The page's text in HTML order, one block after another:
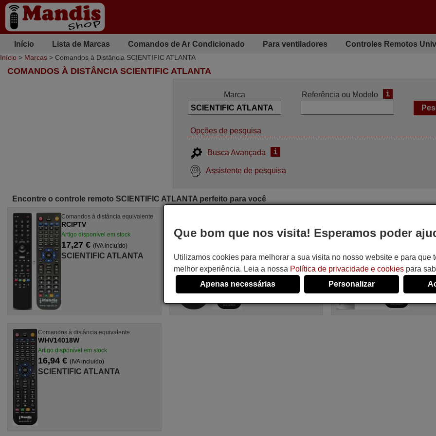
Início Lista de Marcas Comandos de Ar Condicionado Para ventiladores Controles Remotos
Início > Marcas > Comandos à Distância SCIENTIFIC ATLANTA
COMANDOS À DISTÂNCIA SCIENTIFIC ATLANTA
Marca Referência ou Modelo i
Opções de pesquisa
Busca Avançada i
Assistente de pesquisa
Encontre o controle remoto SCIENTIFIC ATLANTA perfeito para você
Comandos à distância equivalente
RCIPTV
Artigo disponível em stock
17,27 € (IVA incluído)
SCIENTIFIC ATLANTA
SCI001
16,94 €
SCIENTIFIC
ATLANTA
16,94 €
Comandos à distância equivalente
WHV14018W
Artigo disponível em stock
16,94 € (IVA incluído)
SCIENTIFIC ATLANTA
Que bom que nos visita! Esperamos poder
Utilizamos cookies para melhorar a sua visita no nosso website e para que
melhor experiência. Leia a nossa Política de privacidade e cookies para
Apenas necessárias
Personalizar